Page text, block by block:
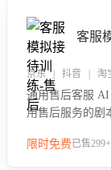
客服
京东 | 抖音 | 淘
通用售后客服
用售后服务的剧
要点，轻松提升
限时免费已售299+